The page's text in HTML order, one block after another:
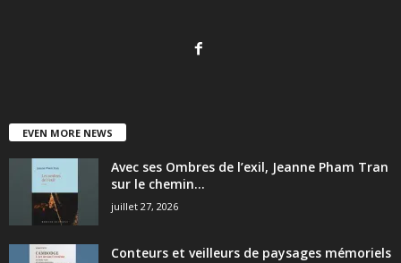
EVEN MORE NEWS
Avec ses Ombres de l’exil, Jeanne Pham Tran
sur le chemin...
juillet 27, 2026
Conteurs et veilleurs de paysages mémoriels